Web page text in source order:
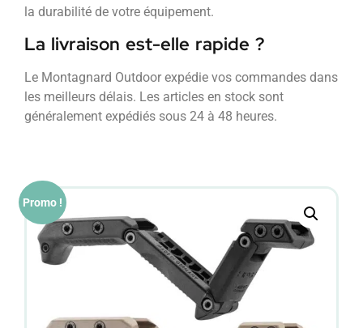
la durabilité de votre équipement.
La livraison est-elle rapide ?
Le Montagnard Outdoor expédie vos commandes dans
les meilleurs délais. Les articles en stock sont
généralement expédiés sous 24 à 48 heures.
Promo !